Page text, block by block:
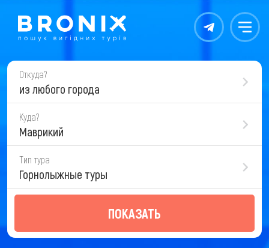
Контакты Меню
Откуда?
из любого города
Куда?
Маврикий
Тип тура
Горнолыжные туры
ПОКАЗАТЬ